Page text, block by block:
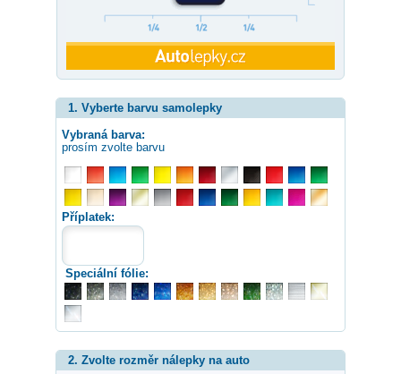
1. Vyberte barvu samolepky
Vybraná barva:
prosím zvolte barvu
Příplatek:
Speciální fólie:
2. Zvolte rozměr nálepky na auto